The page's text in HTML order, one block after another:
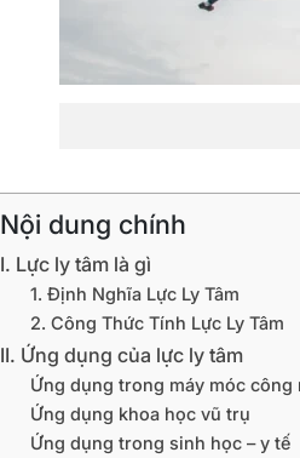
Nội dung chính
I. Lực ly tâm là gì
1. Định Nghĩa Lực Ly Tâm
2. Công Thức Tính Lực Ly Tâm
II. Ứng dụng của lực ly tâm
Ứng dụng trong máy móc công
Ứng dụng khoa học vũ trụ
Ứng dụng trong sinh học – y tế